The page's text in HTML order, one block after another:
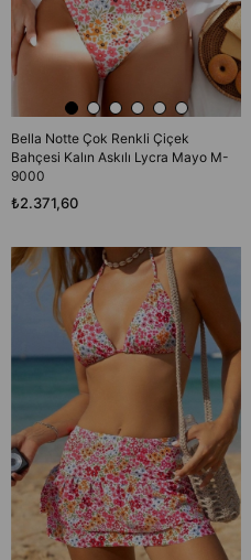
Bella Notte Çok Renkli Çiçek
Bahçesi Kalın Askılı Lycra Mayo M-
9000
₺2.371,60